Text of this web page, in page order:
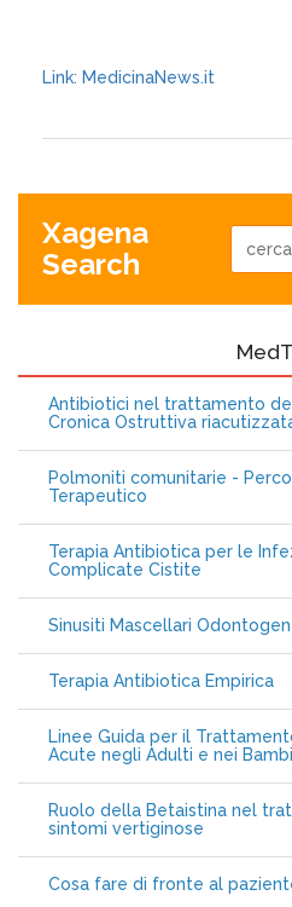
Link: MedicinaNews.it
Xagena
Search
Antibiotici nel trattamento
Cronica Ostruttiva
Polmoniti comunitarie -
Terapeutico
Terapia Antibiotica per le
Complicate Cistite
Sinusiti Mascellari
Terapia Antibiotica Empirica
Linee Guida per il
Acute negli Adulti e nei
Ruolo della Betaistina nel
sintomi vertiginose
Cosa fare di fronte al